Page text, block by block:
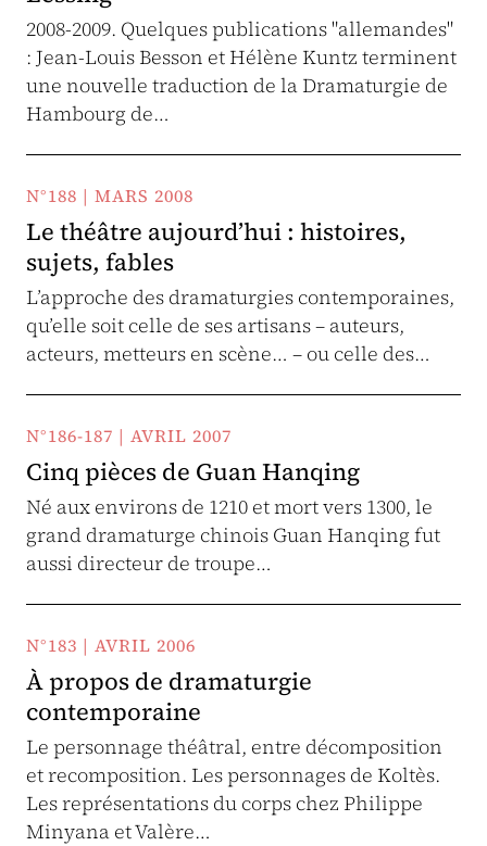
2008-2009. Quelques publications "allemandes"
: Jean-Louis Besson et Hélène Kuntz terminent
une nouvelle traduction de la Dramaturgie de
Hambourg de…
N°188 | MARS 2008
Le théâtre aujourd’hui : histoires,
sujets, fables
L’approche des dramaturgies contemporaines,
qu’elle soit celle de ses artisans – auteurs,
acteurs, metteurs en scène… – ou celle des…
N°186-187 | AVRIL 2007
Cinq pièces de Guan Hanqing
Né aux environs de 1210 et mort vers 1300, le
grand dramaturge chinois Guan Hanqing fut
aussi directeur de troupe…
N°183 | AVRIL 2006
À propos de dramaturgie
contemporaine
Le personnage théâtral, entre décomposition
et recomposition. Les personnages de Koltès.
Les représentations du corps chez Philippe
Minyana et Valère…